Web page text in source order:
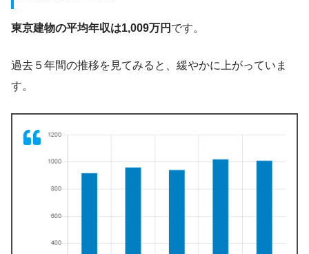
東京建物の平均年収は1,009万円 です。
過去５年間の推移を見てみると、緩やかに上がっていま
す。